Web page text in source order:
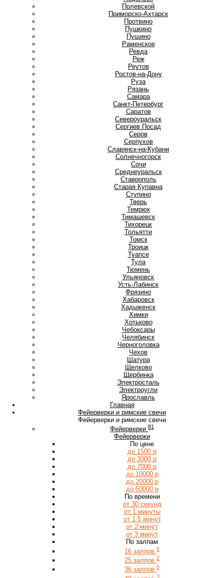
Полевской
Приморско-Ахтарск
Протвино
Пушкино
Пущино
Раменское
Ревда
Реж
Реутов
Ростов-на-Дону
Руза
Рязань
Самара
Санкт-Петербург
Саратов
Североуральск
Сергиев Посад
Серов
Серпухов
Славянск-на-Кубани
Солнечногорск
Сочи
Среднеуральск
Ставрополь
Старая Купавна
Ступино
Тверь
Темрюк
Тимашевск
Тихорецк
Тольятти
Томск
Троицк
Туапсе
Тула
Тюмень
Ульяновск
Усть-Лабинск
Фрязино
Хабаровск
Хадыженск
Химки
Хотьково
Чебоксары
Челябинск
Черноголовка
Чехов
Шатура
Щелково
Щербинка
Электросталь
Электроугли
Ярославль
Главная
Фейерверки и римские свечи
Фейерверки и римские свечи
Фейерверки 81
Фейерверки
По цене
до 1500 р
до 3000 р
до 7000 р
до 10000 р
до 20000 р
до 50000 р
По времени
от 30 секунд
от 1 минуты
от 1.5 минут
от 2 минут
от 3 минут
По залпам
16 залпов 6
25 залпов 2
36 залпов 5
3